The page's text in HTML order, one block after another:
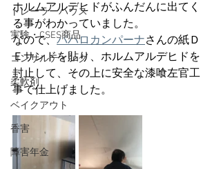
トレーラーハウス
実験・CSES商品
コンサルティング
柔軟剤
ベイクアウト
香害
障害年金
ホルムアルデヒドがふんだんに出てく
る事がわかっていました。
なので、パハロカンパーナさんの紙Ｄ
Ｅサンドを貼り、ホルムアルデヒドを
封止して、その上に安全な漆喰左官工
事で仕上げました。